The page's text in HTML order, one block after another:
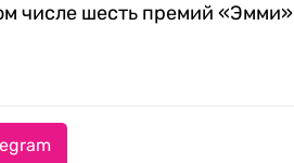
числе шесть премий «Эмми»